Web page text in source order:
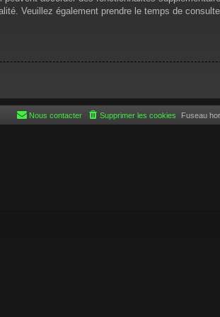
Veuillez également prendre le temps de
Fuseau
Supprimer les cookies
Nous contacter